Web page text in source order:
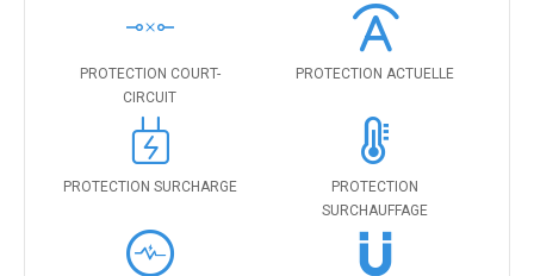
PROTECTION COURT-
CIRCUIT
PROTECTION ACTUELLE
PROTECTION SURCHARGE
PROTECTION
SURCHAUFFAGE